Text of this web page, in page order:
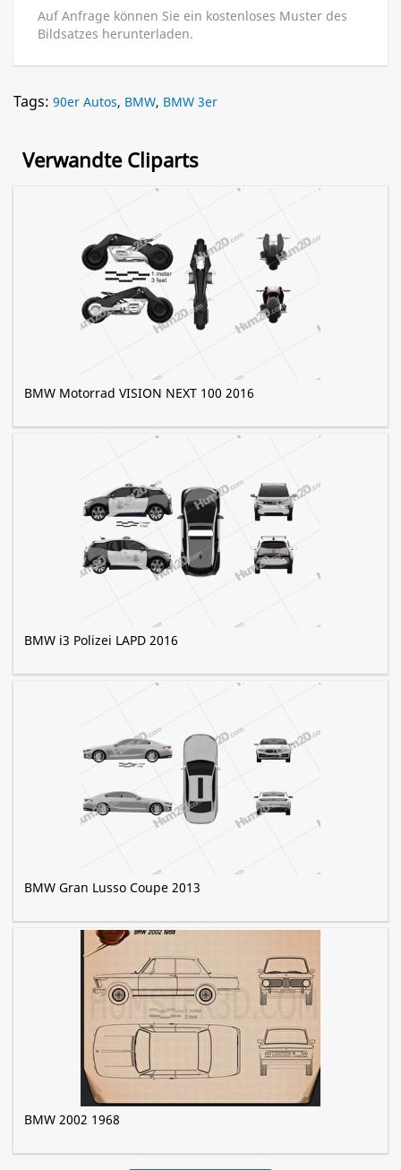
Auf Anfrage können Sie ein kostenloses Muster des
Bildsatzes herunterladen.
Tags: 90er Autos, BMW, BMW 3er
Verwandte Cliparts
BMW Motorrad VISION NEXT 100 2016
BMW i3 Polizei LAPD 2016
BMW Gran Lusso Coupe 2013
BMW 2002 1968